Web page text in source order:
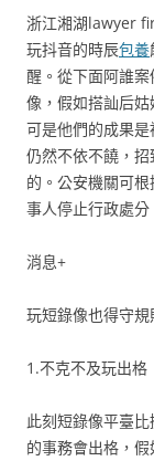
浙江湘湖lawyer
玩抖音的時辰包養
醒。從下面阿誰案
像，假如搭訕后
可是他們的成果
仍然不依不饒，
的。公安機關可
事人停止行政處
消息+
玩短錄像也得守規
1.不克不及玩出格
此刻短錄像平臺
的事務會出格，